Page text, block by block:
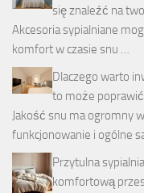
się znaleźć na
Akcesoria sypialniane
komfort w czasie snu …
Dlaczego warto
to może
Jakość snu ma ogromny
funkcjonowanie i ogólne
Przytulna
komfortową